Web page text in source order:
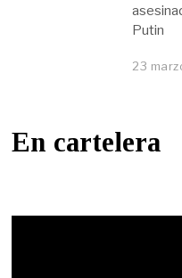
Putin
23
En cartelera